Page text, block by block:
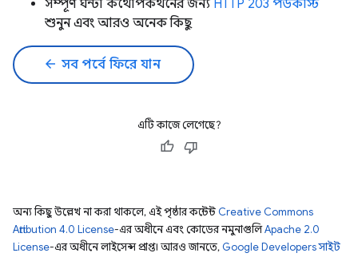
সম্পূর্ণ ঘন্টা কথোপকথনের জন্য HTTP 203 পডকাস্ট
শুনুন এবং আরও অনেক কিছু
arrow_back সব পর্বে ফিরে যান
এটি কাজে লেগেছে?
অন্য কিছু উল্লেখ না করা থাকলে, এই পৃষ্ঠার কন্টেন্ট Creative Commons
Attribution 4.0 License-এর অধীনে এবং কোডের নমুনাগুলিApache 2.0
License-এর অধীনে লাইসেন্স প্রাপ্ত। আরও জানতে, Google Developers সাইট